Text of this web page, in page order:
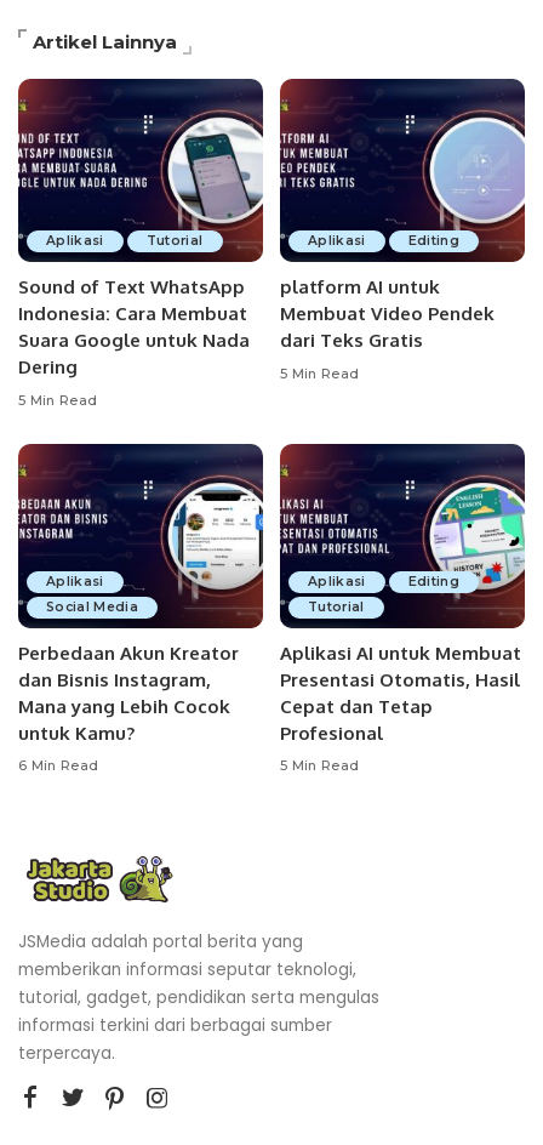
Artikel Lainnya
Aplikasi Tutorial
Sound of Text WhatsApp
Indonesia: Cara Membuat
Suara Google untuk Nada
Dering
5 Min Read
Aplikasi Editing
platform AI untuk
Membuat Video Pendek
dari Teks Gratis
5 Min Read
Aplikasi
Social Media
Perbedaan Akun Kreator
dan Bisnis Instagram,
Mana yang Lebih Cocok
untuk Kamu?
6 Min Read
Aplikasi
Editing
Tutorial
Aplikasi AI untuk Membuat
Presentasi Otomatis, Hasil
Cepat dan Tetap
Profesional
5 Min Read
JSMedia adalah portal berita yang
memberikan informasi seputar teknologi,
tutorial, gadget, pendidikan serta mengulas
informasi terkini dari berbagai sumber
terpercaya.